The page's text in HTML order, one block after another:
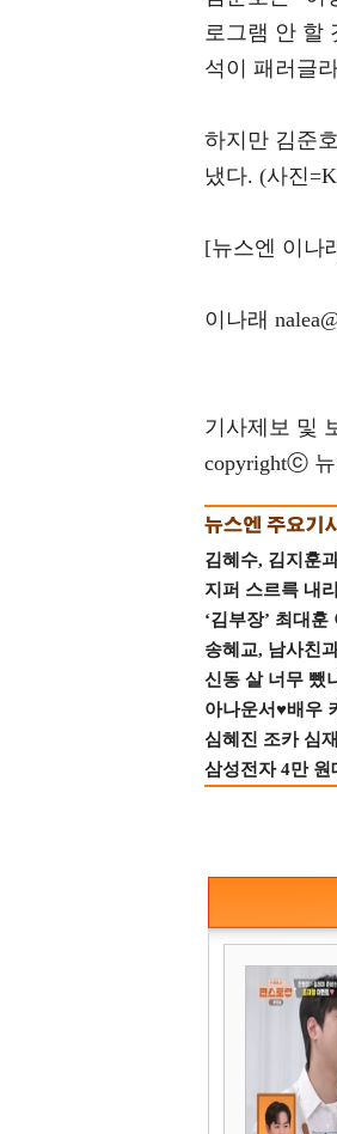
로그램 안 할
석이 패러글
하지만 김준
냈다. (사진
[뉴스엔 이나
이나래
기사제보 및
copyrightⓒ
김혜수, 김지훈
지퍼 스르륵 내
‘김부장’ 최대
송혜교, 남사친
신동 살 너무 뺐
아나운서♥배우
심혜진 조카 심
삼성전자 4만 원